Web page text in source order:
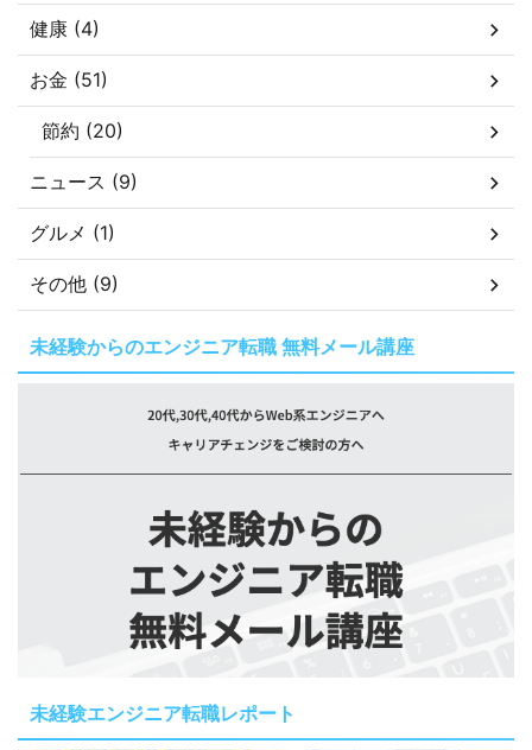
健康 (4)
お金 (51)
節約 (20)
ニュース (9)
グルメ (1)
その他 (9)
未経験からのエンジニア転職 無料メール講座
未経験エンジニア転職レポート